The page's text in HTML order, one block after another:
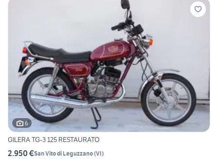
6
GILERA TG-3 125 RESTAURATO
2.950 €San Vito di Leguzzano(VI)